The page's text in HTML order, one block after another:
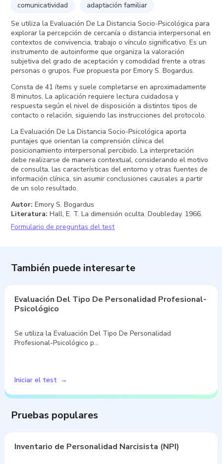
comunicatividad
adaptación familiar
Se utiliza la Evaluación De La Distancia Socio-Psicológica para
explorar la percepción de cercanía o distancia interpersonal en
contextos de convivencia, trabajo o vínculo significativo. Es un
instrumento de autoinforme que organiza la valoración
subjetiva del grado de aceptación y comodidad frente a otras
personas o grupos. Fue propuesta por Emory S. Bogardus.
Consta de 41 ítems y suele completarse en aproximadamente
8 minutos. La aplicación requiere lectura cuidadosa y
respuesta según el nivel de disposición a distintos tipos de
contacto o relación, siguiendo las instrucciones del protocolo.
La Evaluación De La Distancia Socio-Psicológica aporta
puntajes que orientan la comprensión clínica del
posicionamiento interpersonal percibido. La interpretación
debe realizarse de manera contextual, considerando el motivo
de consulta, las características del entorno y otras fuentes de
información clínica, sin asumir conclusiones causales a partir
de un solo resultado.
Autor: Emory S. Bogardus
Literatura: Hall, E. T. La dimensión oculta. Doubleday. 1966.
Formulario de preguntas del test
También puede interesarte
Evaluación Del Tipo De Personalidad Profesional-
Psicológico
Se utiliza la Evaluación Del Tipo De Personalidad
Profesional-Psicológico p…
Iniciar el test
Pruebas populares
Inventario de Personalidad Narcisista (NPI)